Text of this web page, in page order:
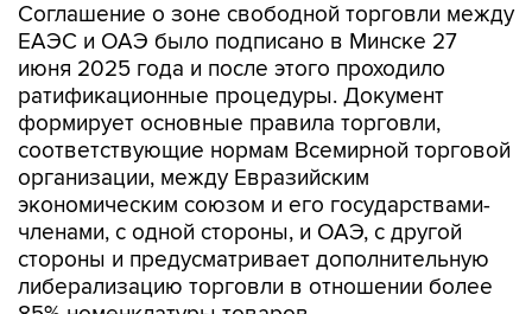
Соглашение о зоне свободной торговли между
ЕАЭС и ОАЭ было подписано в Минске 27
июня 2025 года и после этого проходило
ратификационные процедуры. Документ
формирует основные правила торговли,
соответствующие нормам Всемирной торговой
организации, между Евразийским
экономическим союзом и его государствами-
членами, с одной стороны, и ОАЭ, с другой
стороны и предусматривает дополнительную
либерализацию торговли в отношении более